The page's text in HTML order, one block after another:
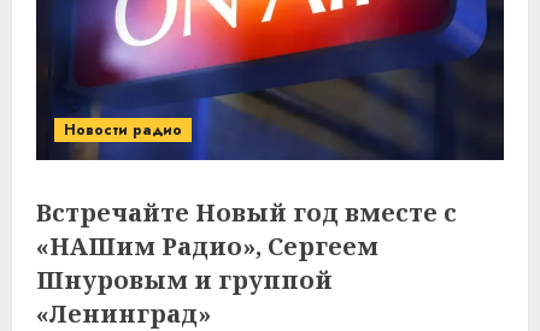
Новости радио
Встречайте Новый год вместе с
«НАШим Радио», Сергеем
Шнуровым и группой
«Ленинград»